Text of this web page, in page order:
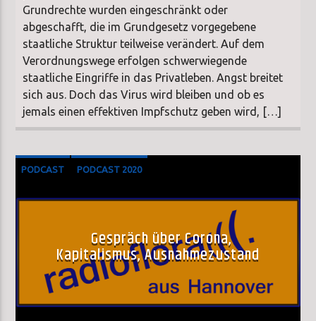
Grundrechte wurden eingeschränkt oder
abgeschafft, die im Grundgesetz vorgegebene
staatliche Struktur teilweise verändert. Auf dem
Verordnungswege erfolgen schwerwiegende
staatliche Eingriffe in das Privatleben. Angst breitet
sich aus. Doch das Virus wird bleiben und ob es
jemals einen effektiven Impfschutz geben wird, […]
PODCAST PODCAST 2020
Gespräch über Corona,
Kapitalismus, Ausnahmezustand